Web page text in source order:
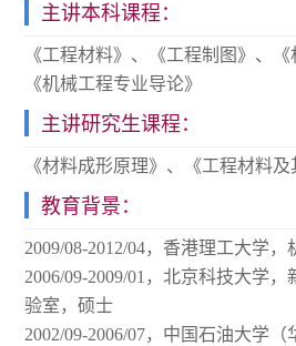
主讲本科课程：
《工程材料》、《工程制图》、《
《机械工程专业导论》
主讲研究生课程：
《材料成形原理》、《工程材料及
教育背景：
2009/08-2012/04，香港理工大学
2006/09-2009/01，北京科技大学
验室，硕士
2002/09-2006/07，中国石油大学